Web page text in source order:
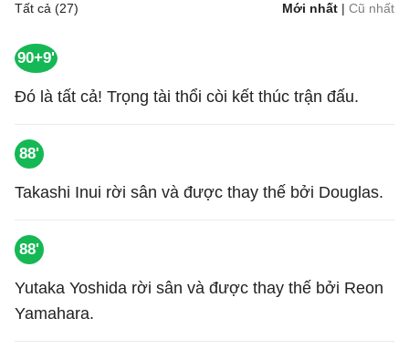
Tất cả (27) Mới nhất | Cũ nhất
90+9'
Đó là tất cả! Trọng tài thổi còi kết thúc trận đấu.
88'
Takashi Inui rời sân và được thay thế bởi Douglas.
88'
Yutaka Yoshida rời sân và được thay thế bởi Reon
Yamahara.